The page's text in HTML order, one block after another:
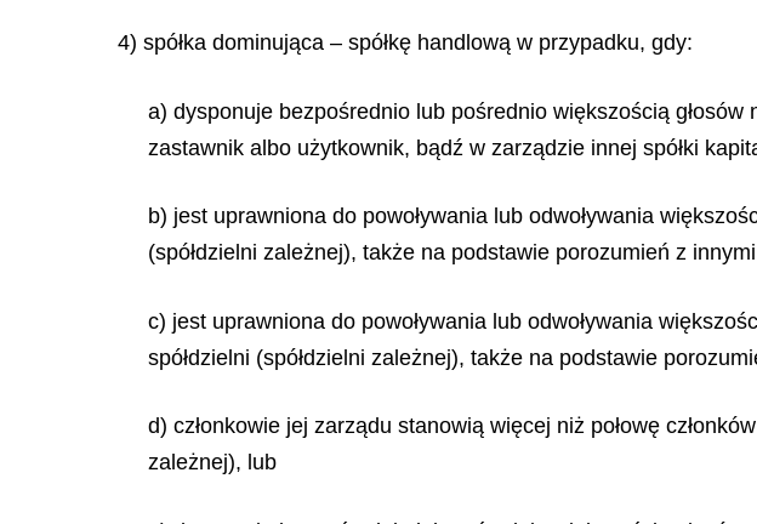
4) spółka dominująca – spółkę handlową w przypadku, gdy:
a) dysponuje bezpośrednio lub pośrednio większością
zastawnik albo użytkownik, bądź w zarządzie innej spółki
b) jest uprawniona do powoływania lub odwoływania
(spółdzielni zależnej), także na podstawie porozumień z
c) jest uprawniona do powoływania lub odwoływania
spółdzielni (spółdzielni zależnej), także na podstawie
d) członkowie jej zarządu stanowią więcej niż połowę
zależnej), lub